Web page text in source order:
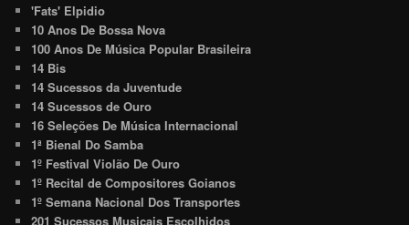
'Fats' Elpidio
10 Anos De Bossa Nova
100 Anos De Música Popular Brasileira
14 Bis
14 Sucessos da Juventude
14 Sucessos de Ouro
16 Seleções De Música Internacional
1ª Bienal Do Samba
1º Festival Violão De Ouro
1º Recital de Compositores Goianos
1º Semana Nacional Dos Transportes
201 Sucessos Musicais Escolhidos